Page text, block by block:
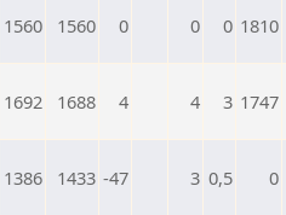
1560 1560 0 0 0 1810
1692 1688 4 4 3 1747
1386 1433 -47 3 0,5 0